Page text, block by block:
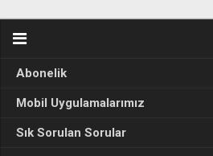
Abonelik
Mobil Uygulamalarımız
Sık Sorulan Sorular